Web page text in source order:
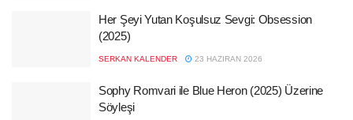
Her Şeyi Yutan Koşulsuz Sevgi: Obsession
(2025)
SERKAN KALENDER 23 HAZIRAN 2026
Sophy Romvari ile Blue Heron (2025) Üzerine
Söyleşi